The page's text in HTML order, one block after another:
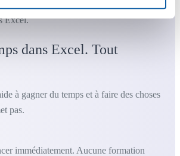
Excel.
dans Excel. Tout
à gagner du temps et à faire des choses
pas.
immédiatement. Aucune formation